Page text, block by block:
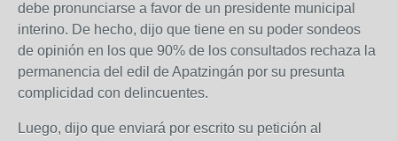
debe pronunciarse a favor de un presidente municipal
interino. De hecho, dijo que tiene en su poder sondeos
de opinión en los que 90% de los consultados rechaza la
permanencia del edil de Apatzingán por su presunta
complicidad con delincuentes.
Luego, dijo que enviará por escrito su petición al